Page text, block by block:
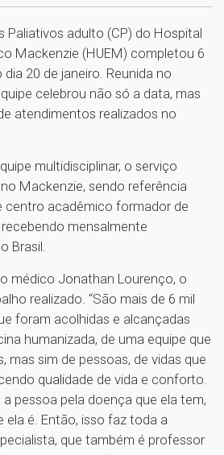
Paliativos adulto (CP) do Hospital
Mackenzie (HUEM) completou 6
20 de janeiro. Reunida no
celebrou não só a data, mas
atendimentos realizados no
multidisciplinar, o serviço
Mackenzie, sendo referência
centro acadêmico formador de
mensalmente
Brasil.
médico Jonathan Lourenço, o
realizado. “São mais de 6 mil
foram acolhidas e alcançadas
humanizada, de uma equipe que
mas sim de pessoas, de vidas que
qualidade de vida e conforto.
pessoa pela doença que ela tem,
ela é. Então, isso faz toda a
que também é professor